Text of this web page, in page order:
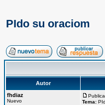
PIdo su oraciom
Autor
fhdiaz
Nuevo
Tema: